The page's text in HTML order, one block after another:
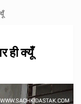
ही क्यूँ